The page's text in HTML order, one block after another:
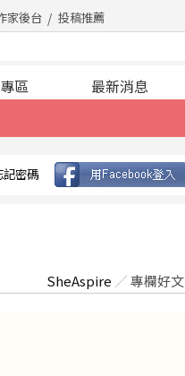
家後台 投稿推薦
區 最新消息
記密碼
SheAspire ／專欄好文